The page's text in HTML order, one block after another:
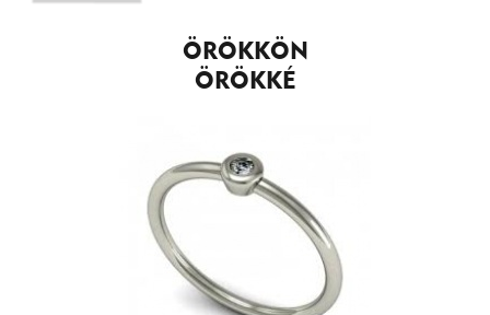
ÖRÖKKÖN
ÖRÖKKÉ